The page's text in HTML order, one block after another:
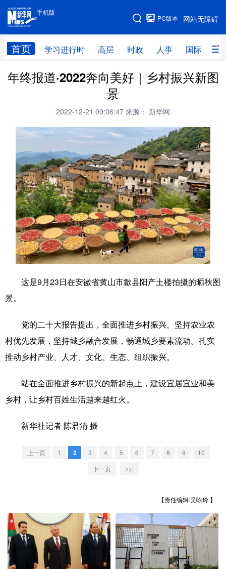
手机版
网站无障碍
PC版本
首页 学习进行时 高层 时政 人事 国际 财
手机版
网站地图
学习进行时 高层 时政 人事
全球连线
科创 量子 体育
文化 书画 健康 军事
访谈 视频 图片 政务
法律 中央文件 金融 汽车
食品 人居 信息化 数字经济
学术中国 乡村振兴 银龄 溯源中国
彩票 娱乐 时尚 悦读
文化产业
山东 河南 湖北
西藏
陕西 甘肃 青海 宁夏
新疆 内蒙古 黑龙江
年终报道·2022奔向美好｜乡村振兴新图
景
2022-12-21 09:06:47 来源： 新华网
这是9月23日在安徽省黄山市歙县阳产土楼拍摄的晒秋图
景。
党的二十大报告提出，全面推进乡村振兴。坚持农业农
村优先发展，坚持城乡融合发展，畅通城乡要素流动。扎实
推动乡村产业、人才、文化、生态、组织振兴。
站在全面推进乡村振兴的新起点上，建设宜居宜业和美
乡村，让乡村百姓生活越来越红火。
新华社记者 陈君清 摄
上一页 1 2 3 4 5 6 7 8 9
10
下一页
>>|
【责任编辑:吴咏玲 】